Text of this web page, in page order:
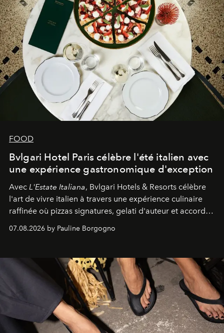
FOOD
Bvlgari Hotel Paris célèbre l'été italien avec
une expérience gastronomique d'exception
Avec L'Estate Italiana, Bvlgari Hotels & Resorts célèbre
l'art de vivre italien à travers une expérience culinaire
raffinée où pizzas signatures, gelati d'auteur et accords
07.08.2026 by Pauline Borgogno